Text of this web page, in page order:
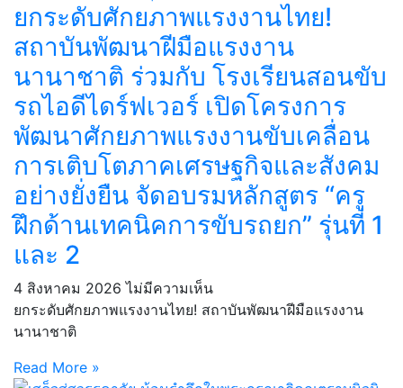
ยกระดับศักยภาพแรงงานไทย!
สถาบันพัฒนาฝีมือแรงงาน
นานาชาติ ร่วมกับ โรงเรียนสอนขับ
รถไอดีไดร์ฟเวอร์ เปิดโครงการ
พัฒนาศักยภาพแรงงานขับเคลื่อน
การเติบโตภาคเศรษฐกิจและสังคม
อย่างยั่งยืน จัดอบรมหลักสูตร “ครู
ฝึกด้านเทคนิคการขับรถยก” รุ่นที่ 1
และ 2
4 สิงหาคม 2026ไม่มีความเห็น
ยกระดับศักยภาพแรงงานไทย! สถาบันพัฒนาฝีมือแรงงาน
นานาชาติ
Read More »